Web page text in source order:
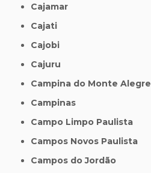
Cajamar
Cajati
Cajobi
Cajuru
Campina do Monte Alegre
Campinas
Campo Limpo Paulista
Campos Novos Paulista
Campos do Jordão